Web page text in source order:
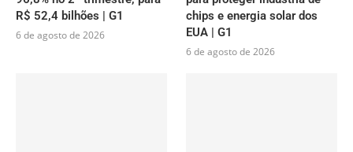
R$ 52,4 bilhões | G1
6 de agosto de 2026
chips e energia solar dos
EUA | G1
6 de agosto de 2026